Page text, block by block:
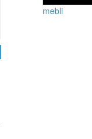
mebli